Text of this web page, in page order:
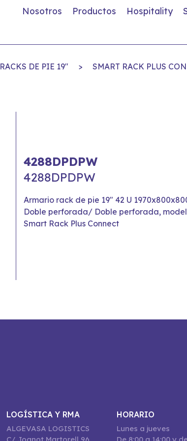
Nosotros Productos Hospitality
RACKS DE PIE 19" > SMART RACK PLUS
4288DPDPW
4288DPDPW
Armario rack de pie 19" 42 U
Doble perforada/ Doble perforada,
Smart Rack Plus Connect
LOGÍSTICA Y RMA
ALGEVASA LOGISTICS
HORARIO
Lunes a jueves